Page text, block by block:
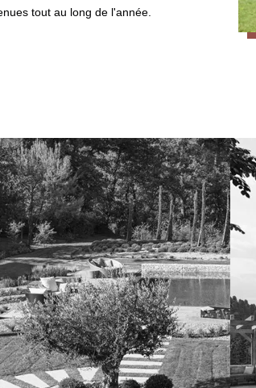
tout au long de l'année.